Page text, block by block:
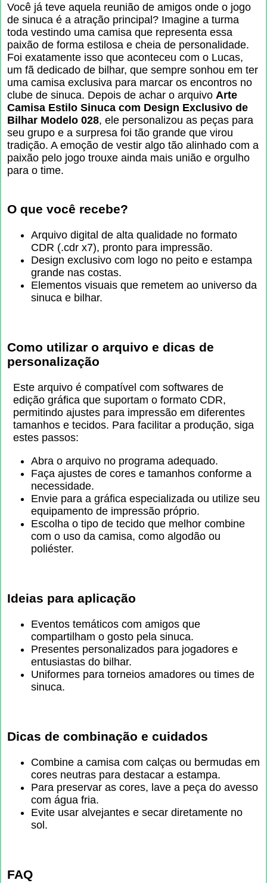
Você já teve aquela reunião de amigos onde o jogo
de sinuca é a atração principal? Imagine a turma
toda vestindo uma camisa que representa essa
paixão de forma estilosa e cheia de personalidade.
Foi exatamente isso que aconteceu com o Lucas,
um fã dedicado de bilhar, que sempre sonhou em ter
uma camisa exclusiva para marcar os encontros no
clube de sinuca. Depois de achar o arquivo Arte
Camisa Estilo Sinuca com Design Exclusivo de
Bilhar Modelo 028, ele personalizou as peças para
seu grupo e a surpresa foi tão grande que virou
tradição. A emoção de vestir algo tão alinhado com a
paixão pelo jogo trouxe ainda mais união e orgulho
para o time.
O que você recebe?
Arquivo digital de alta qualidade no formato
CDR (.cdr x7), pronto para impressão.
Design exclusivo com logo no peito e estampa
grande nas costas.
Elementos visuais que remetem ao universo da
sinuca e bilhar.
Como utilizar o arquivo e dicas de
personalização
Este arquivo é compatível com softwares de
edição gráfica que suportam o formato CDR,
permitindo ajustes para impressão em diferentes
tamanhos e tecidos. Para facilitar a produção, siga
estes passos:
Abra o arquivo no programa adequado.
Faça ajustes de cores e tamanhos conforme a
necessidade.
Envie para a gráfica especializada ou utilize seu
equipamento de impressão próprio.
Escolha o tipo de tecido que melhor combine
com o uso da camisa, como algodão ou
poliéster.
Ideias para aplicação
Eventos temáticos com amigos que
compartilham o gosto pela sinuca.
Presentes personalizados para jogadores e
entusiastas do bilhar.
Uniformes para torneios amadores ou times de
sinuca.
Dicas de combinação e cuidados
Combine a camisa com calças ou bermudas em
cores neutras para destacar a estampa.
Para preservar as cores, lave a peça do avesso
com água fria.
Evite usar alvejantes e secar diretamente no
sol.
FAQ